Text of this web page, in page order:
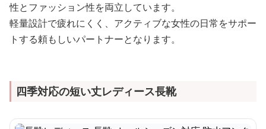
性とファッション性を両立しています。
軽量設計で疲れにくく、アクティブな女性の日常をサポー
トする頼もしいパートナーとなります。
四季対応の短い丈レディース長靴